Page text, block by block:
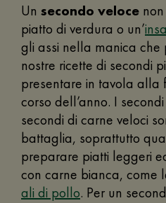
Un secondo veloce
piatto di verdura o un’
gli assi nella manica
nostre ricette di secondi
presentare in tavola alla
corso dell’anno. I
secondi di carne veloci
battaglia, soprattutto
preparare piatti leggeri
con carne bianca, come
ali di pollo. Per un